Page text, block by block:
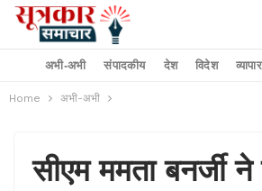
अभी-अभी संपादकीय देश विदेश व्यापार
Home अभी-अभी
सीएम ममता बनर्जी ने